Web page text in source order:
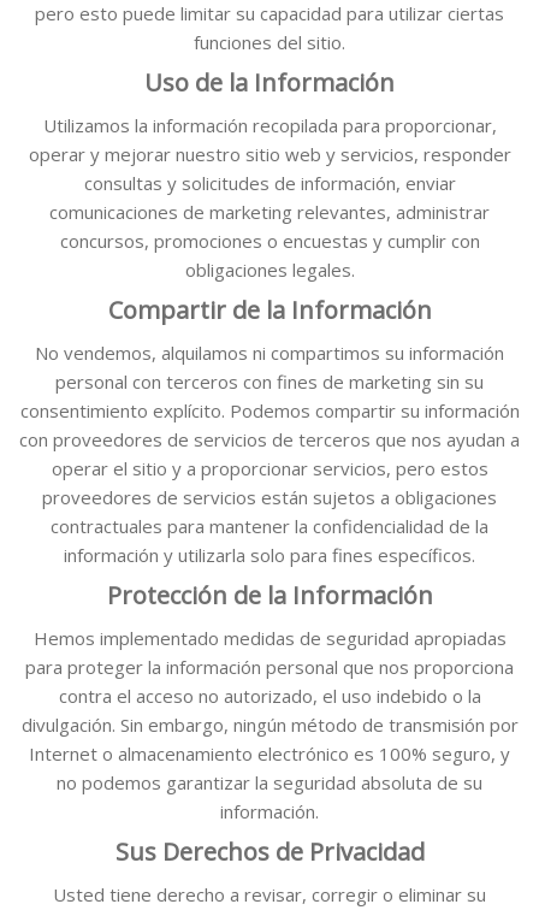
pero esto puede limitar su capacidad para utilizar ciertas
funciones del sitio.
Uso de la Información
Utilizamos la información recopilada para proporcionar,
operar y mejorar nuestro sitio web y servicios, responder
consultas y solicitudes de información, enviar
comunicaciones de marketing relevantes, administrar
concursos, promociones o encuestas y cumplir con
obligaciones legales.
Compartir de la Información
No vendemos, alquilamos ni compartimos su información
personal con terceros con fines de marketing sin su
consentimiento explícito. Podemos compartir su información
con proveedores de servicios de terceros que nos ayudan a
operar el sitio y a proporcionar servicios, pero estos
proveedores de servicios están sujetos a obligaciones
contractuales para mantener la confidencialidad de la
información y utilizarla solo para fines específicos.
Protección de la Información
Hemos implementado medidas de seguridad apropiadas
para proteger la información personal que nos proporciona
contra el acceso no autorizado, el uso indebido o la
divulgación. Sin embargo, ningún método de transmisión por
Internet o almacenamiento electrónico es 100% seguro, y
no podemos garantizar la seguridad absoluta de su
información.
Sus Derechos de Privacidad
Usted tiene derecho a revisar, corregir o eliminar su